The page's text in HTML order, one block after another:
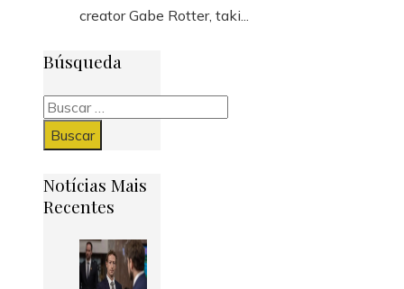
creator Gabe Rotter, taki...
Búsqueda
Buscar:
Notícias Mais
Recentes